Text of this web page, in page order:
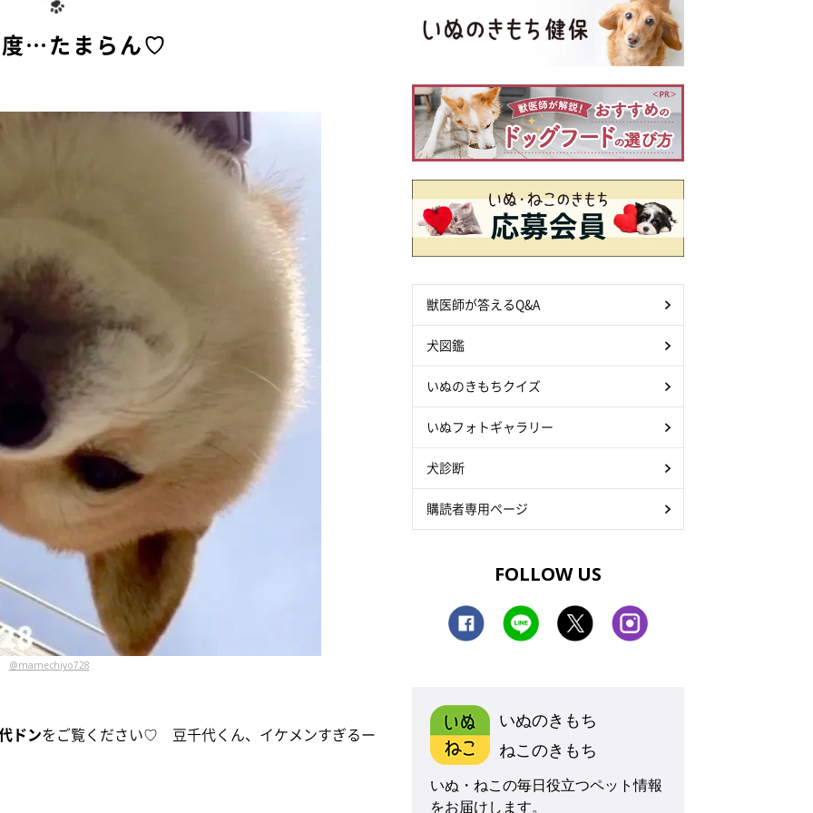
度…たまらん♡
@mamechiyo728
ドンをご覧ください♡ 豆千代くん、イケメンすぎるー
獣医師が答えるQ&A
犬図鑑
いぬのきもちクイズ
いぬフォトギャラリー
犬診断
購読者専用ページ
FOLLOW US
いぬのきもち
ねこのきもち
いぬ・ねこの毎日役立つペット情報
をお届けします。